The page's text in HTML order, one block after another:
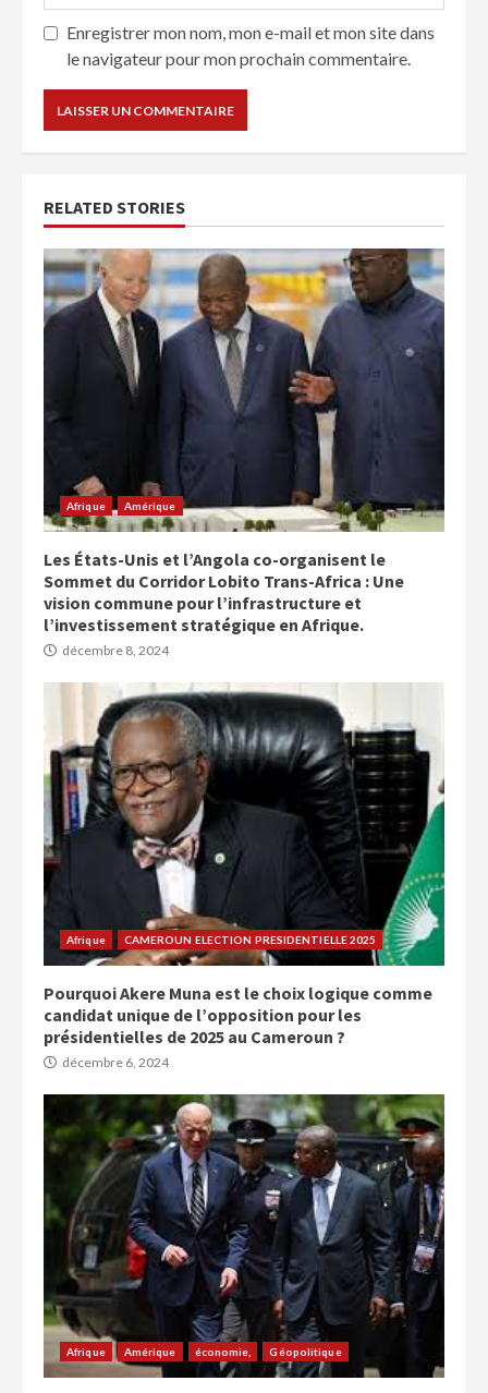
Enregistrer mon nom, mon e-mail et mon site dans
le navigateur pour mon prochain commentaire.
RELATED STORIES
Afrique Amérique
Les États-Unis et l’Angola co-organisent le
Sommet du Corridor Lobito Trans-Africa : Une
vision commune pour l’infrastructure et
l’investissement stratégique en Afrique.
décembre 8, 2024
Afrique CAMEROUN ELECTION PRESIDENTIELLE 2025
Pourquoi Akere Muna est le choix logique comme
candidat unique de l’opposition pour les
présidentielles de 2025 au Cameroun ?
décembre 6, 2024
Afrique Amérique économie, Géopolitique